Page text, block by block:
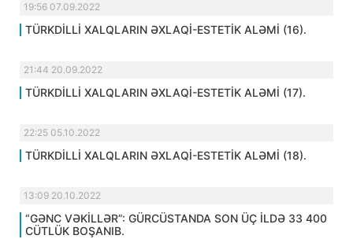
19:56 07.09.2022
TÜRKDİLLİ XALQLARIN ƏXLAQİ-ESTETİK ALƏMİ (16).
21:44 20.09.2022
TÜRKDİLLİ XALQLARIN ƏXLAQİ-ESTETİK ALƏMİ (17).
22:25 05.10.2022
TÜRKDİLLİ XALQLARIN ƏXLAQİ-ESTETİK ALƏMİ (18).
13:09 20.10.2022
“GƏNC VƏKİLLƏR”: GÜRCÜSTANDA SON ÜÇ İLDƏ 33 400
CÜTLÜK BOŞANIB.